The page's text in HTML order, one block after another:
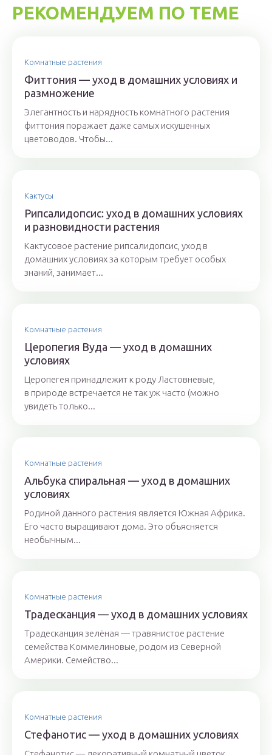
РЕКОМЕНДУЕМ ПО ТЕМЕ
Комнатные растения
Фиттония — уход в домашних условиях и
размножение
Элегантность и нарядность комнатного растения
фиттония поражает даже самых искушенных
цветоводов. Чтобы...
Кактусы
Рипсалидопсис: уход в домашних условиях
и разновидности растения
Кактусовое растение рипсалидопсис, уход в
домашних условиях за которым требует особых
знаний, занимает...
Комнатные растения
Церопегия Вуда — уход в домашних
условиях
Церопегея принадлежит к роду Ластовневые,
в природе встречается не так уж часто (можно
увидеть только...
Комнатные растения
Альбука спиральная — уход в домашних
условиях
Родиной данного растения является Южная Африка.
Его часто выращивают дома. Это объясняется
необычным...
Комнатные растения
Традесканция — уход в домашних условиях
Традесканция зелёная — травянистое растение
семейства Коммелиновые, родом из Северной
Америки. Семейство...
Комнатные растения
Стефанотис — уход в домашних условиях